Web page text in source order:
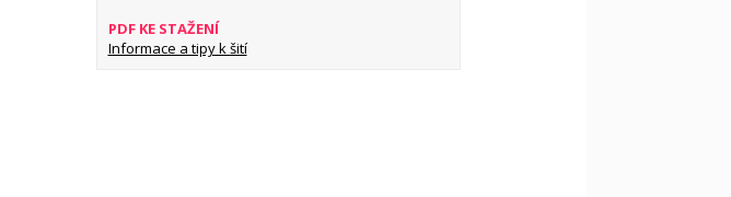
PDF KE STAŽENÍ
Informace a tipy k šití